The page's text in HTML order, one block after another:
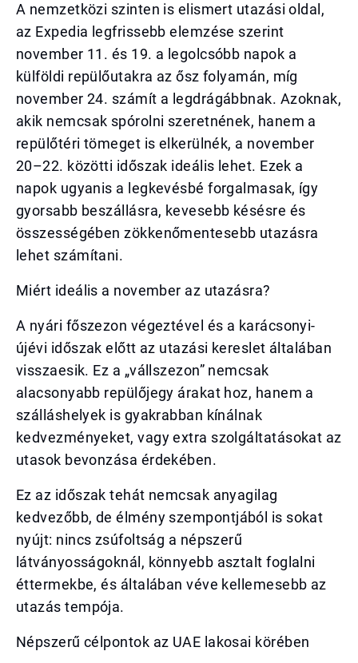
A nemzetközi szinten is elismert utazási oldal,
az Expedia legfrissebb elemzése szerint
november 11. és 19. a legolcsóbb napok a
külföldi repülőutakra az ősz folyamán, míg
november 24. számít a legdrágábbnak. Azoknak,
akik nemcsak spórolni szeretnének, hanem a
repülőtéri tömeget is elkerülnék, a november
20–22. közötti időszak ideális lehet. Ezek a
napok ugyanis a legkevésbé forgalmasak, így
gyorsabb beszállásra, kevesebb késésre és
összességében zökkenőmentesebb utazásra
lehet számítani.
Miért ideális a november az utazásra?
A nyári főszezon végeztével és a karácsonyi-
újévi időszak előtt az utazási kereslet általában
visszaesik. Ez a „vállszezon” nemcsak
alacsonyabb repülőjegy árakat hoz, hanem a
szálláshelyek is gyakrabban kínálnak
kedvezményeket, vagy extra szolgáltatásokat az
utasok bevonzása érdekében.
Ez az időszak tehát nemcsak anyagilag
kedvezőbb, de élmény szempontjából is sokat
nyújt: nincs zsúfoltság a népszerű
látványosságoknál, könnyebb asztalt foglalni
éttermekbe, és általában véve kellemesebb az
utazás tempója.
Népszerű célpontok az UAE lakosai körében